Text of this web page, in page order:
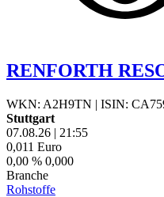
RENFORTH
WKN: A2H9TN | ISIN:
Stuttgart
07.08.26 | 21:55
0,011 Euro
0,00 % 0,000
Branche
Rohstoffe